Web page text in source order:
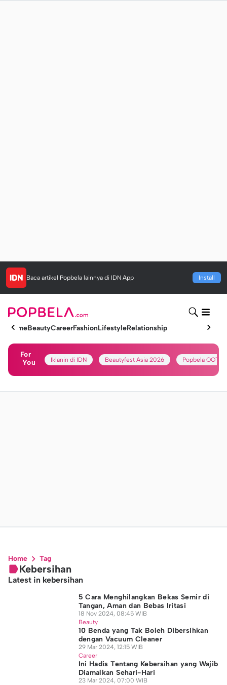
Baca artikel Popbela lainnya di IDN App Install
HomeBeautyCareerFashionLifestyleRelationship
For
You
Iklanin di IDN Beautyfest Asia 2026 Popbela OOTD
Home Tag
Kebersihan
Latest in kebersihan
5 Cara Menghilangkan Bekas Semir di
Tangan, Aman dan Bebas Iritasi
18 Nov 2024, 08:45 WIB
Beauty
10 Benda yang Tak Boleh Dibersihkan
dengan Vacuum Cleaner
29 Mar 2024, 12:15 WIB
Career
Ini Hadis Tentang Kebersihan yang Wajib
Diamalkan Sehari-Hari
23 Mar 2024, 07:00 WIB